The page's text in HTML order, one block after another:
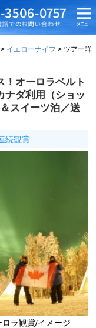
イエローナイフ
ツアー詳
！オーロラベルト
ダ利用（ショッ
スイーツ泊／送
続観賞
ジ